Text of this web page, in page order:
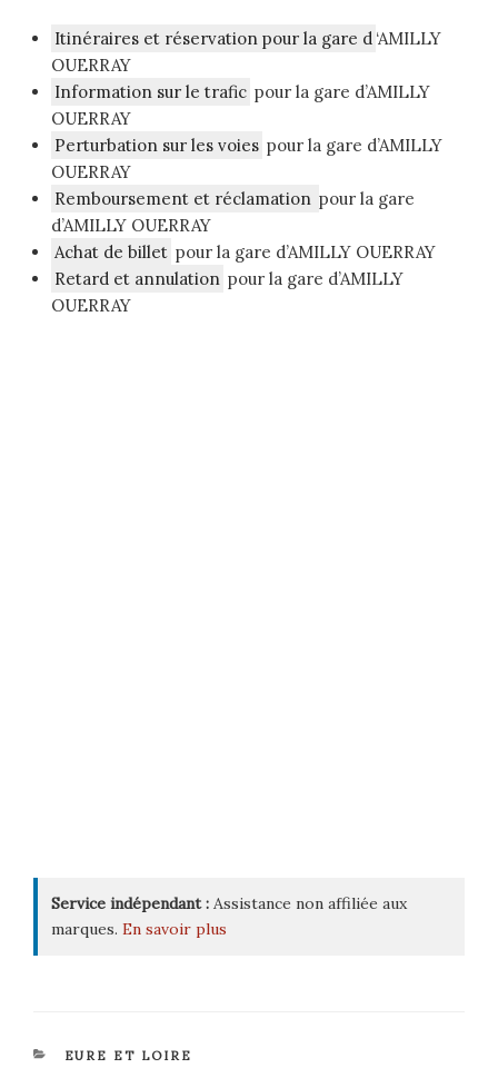
Itinéraires et réservation pour la gare d ‘AMILLY
OUERRAY
Information sur le trafic pour la gare d’AMILLY
OUERRAY
Perturbation sur les voies pour la gare d’AMILLY
OUERRAY
Remboursement et réclamation pour la gare
d’AMILLY OUERRAY
Achat de billet pour la gare d’AMILLY OUERRAY
Retard et annulation pour la gare d’AMILLY
OUERRAY
Service indépendant : Assistance non affiliée aux
marques. En savoir plus
CATÉGORIES
EURE ET LOIRE